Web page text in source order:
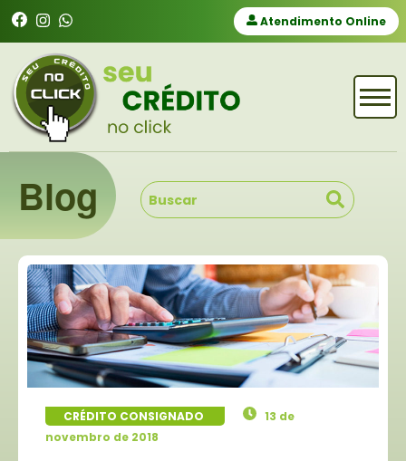
Atendimento Online
Blog
CRÉDITO CONSIGNADO
13 de
novembro de 2018